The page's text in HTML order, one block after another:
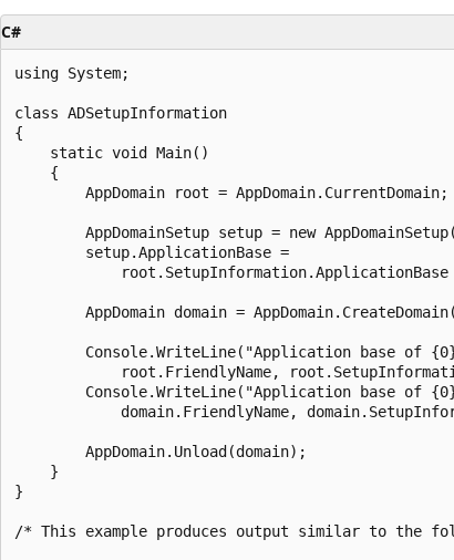
C#
using System;
class ADSetupInformation
{
    static void Main()
    {
        AppDomain root = AppDomain.CurrentDomain;
AppDomainSetup setup = new
        setup.ApplicationBase =
AppDomain domain =
Console.WriteLine("Application base of
root.FriendlyName,
Console.WriteLine("Application base of
domain.FriendlyName,
        AppDomain.Unload(domain);
    }
}
/* This example produces output similar to the